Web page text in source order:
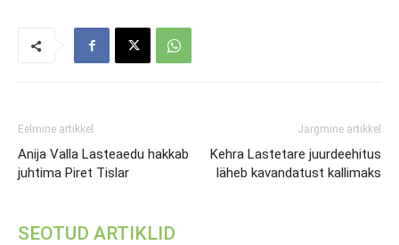
Eelmine artikkel
Anija Valla Lasteaedu hakkab
juhtima Piret Tislar
Järgmine artikkel
Kehra Lastetare juurdeehitus
läheb kavandatust kallimaks
SEOTUD ARTIKLID